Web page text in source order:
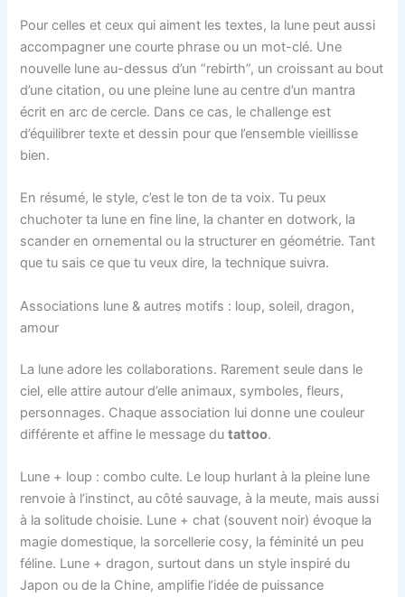
Pour celles et ceux qui aiment les textes, la lune peut aussi
accompagner une courte phrase ou un mot-clé. Une
nouvelle lune au-dessus d’un “rebirth”, un croissant au bout
d’une citation, ou une pleine lune au centre d’un mantra
écrit en arc de cercle. Dans ce cas, le challenge est
d’équilibrer texte et dessin pour que l’ensemble vieillisse
bien.
En résumé, le style, c’est le ton de ta voix. Tu peux
chuchoter ta lune en fine line, la chanter en dotwork, la
scander en ornemental ou la structurer en géométrie. Tant
que tu sais ce que tu veux dire, la technique suivra.
Associations lune & autres motifs : loup, soleil, dragon,
amour
La lune adore les collaborations. Rarement seule dans le
ciel, elle attire autour d’elle animaux, symboles, fleurs,
personnages. Chaque association lui donne une couleur
différente et affine le message dutattoo.
Lune + loup : combo culte. Le loup hurlant à la pleine lune
renvoie à l’instinct, au côté sauvage, à la meute, mais aussi
à la solitude choisie. Lune + chat (souvent noir) évoque la
magie domestique, la sorcellerie cosy, la féminité un peu
féline. Lune + dragon, surtout dans un style inspiré du
Japon ou de la Chine, amplifie l’idée de puissance